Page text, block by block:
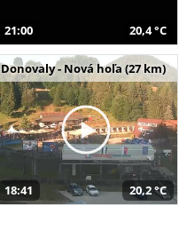
21:00 20,4 °C
Donovaly - Nová hoľa (27 km)
18:41 20,2 °C